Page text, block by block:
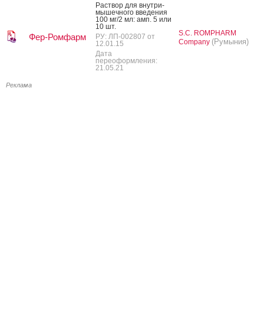
Фер-Ромфарм
Рас­твор для внут­ри­
мышеч­но­го вве­дения
100 мг/2 мл: амп. 5 или
10 шт.
РУ: ЛП-002807 от
12.01.15
Дата
переоформления:
21.05.21
S.C. ROMPHARM
Company (Румыния)
Реклама